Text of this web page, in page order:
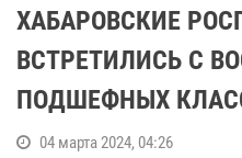
ХАБАРОВСКИЕ
ВСТРЕТИЛИСЬ С
ПОДШЕФНЫХ
04 марта 2024, 04:26